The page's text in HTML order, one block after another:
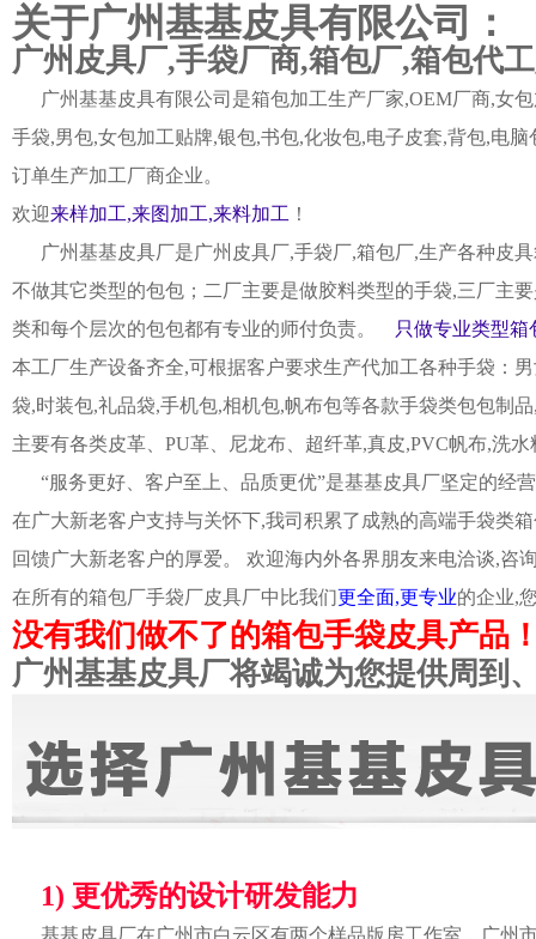
关于广州基基皮具有限公司：
广州皮具厂,手袋厂商,箱包厂,箱包代
广州基基皮具有限公司是箱包加工生产厂家,OEM厂商,女
手袋,男包,女包加工贴牌,银包,书包,化妆包,电子皮套,背包,电
订单生产加工厂商企业。
欢迎来样加工,来图加工,来料加工 ！
广州基基皮具厂是广州皮具厂,手袋厂,箱包厂,生产各种皮
不做其它类型的包包；二厂主要是做胶料类型的手袋,三厂主
类和每个层次的包包都有专业的师付负责。
只做专业类型箱
本工厂生产设备齐全,可根据客户要求生产代加工各种手袋：
袋,时装包,礼品袋,手机包,相机包,帆布包等各款手袋类包包制
主要有各类皮革、PU革、尼龙布、超纤革,真皮,PVC帆布,洗
“服务更好、客户至上、品质更优”是基基皮具厂坚定的经
在广大新老客户支持与关怀下,我司积累了成熟的高端手袋类
回馈广大新老客户的厚爱。 欢迎海内外各界朋友来电洽谈,咨
在所有的箱包厂手袋厂皮具厂中比我们更全面,更专业的企业,
没有我们做不了的箱包手袋皮具产品
广州基基皮具厂将竭诚为您提供周到
1) 更优秀的设计研发能力
基基皮具厂在广州市白云区有两个样品版房工作室，广州